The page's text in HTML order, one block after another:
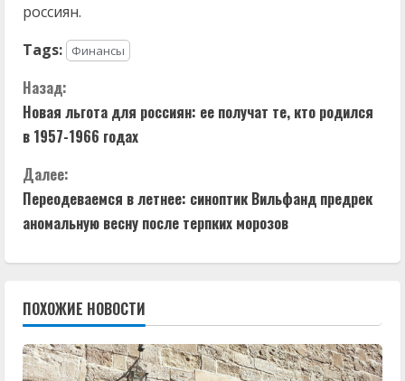
россиян.
Tags:
Финансы
П
р
о
д
ж
и
Назад:
Новая льгота для россиян: ее получат те, кто родился
в 1957-1966 годах
Далее:
Переодеваемся в летнее: синоптик Вильфанд предрек
аномальную весну после терпких морозов
ПОХОЖИЕ НОВОСТИ